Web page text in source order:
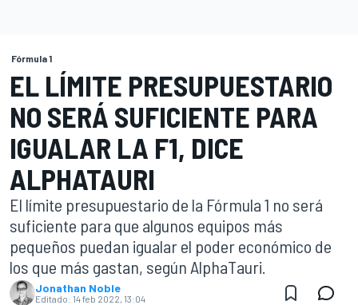
Fórmula 1
EL LÍMITE PRESUPUESTARIO
NO SERÁ SUFICIENTE PARA
IGUALAR LA F1, DICE
ALPHATAURI
El límite presupuestario de la Fórmula 1 no será
suficiente para que algunos equipos más
pequeños puedan igualar el poder económico de
los que más gastan, según AlphaTauri.
Jonathan Noble
Editado: 14 feb 2022, 13:04